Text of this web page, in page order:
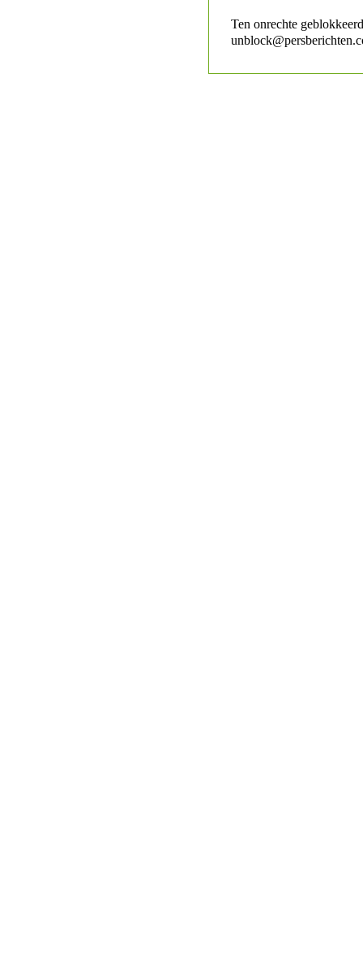
Ten onrechte